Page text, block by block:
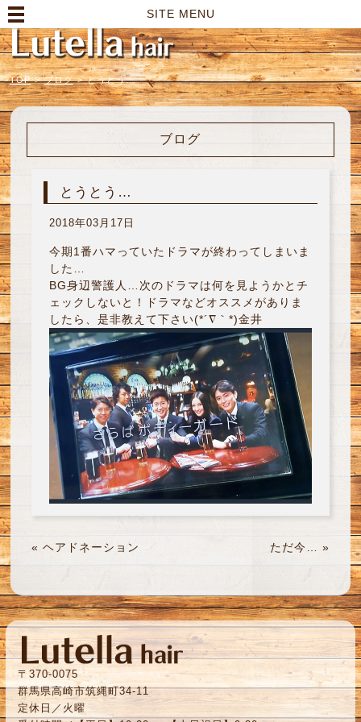
SITE MENU
TOP > ブログ > とうとう…
ブログ
とうとう…
2018年03月17日
今期1番ハマっていたドラマが終わってしまいま
した…
BG身辺警護人…次のドラマは何を見ようかとチ
ェックしないと！ドラマなどオススメがありま
したら、是非教えて下さい(*´∇｀*)金井
« ヘアドネーション ただ今… »
〒370-0075
群馬県高崎市筑縄町34-11
定休日／火曜